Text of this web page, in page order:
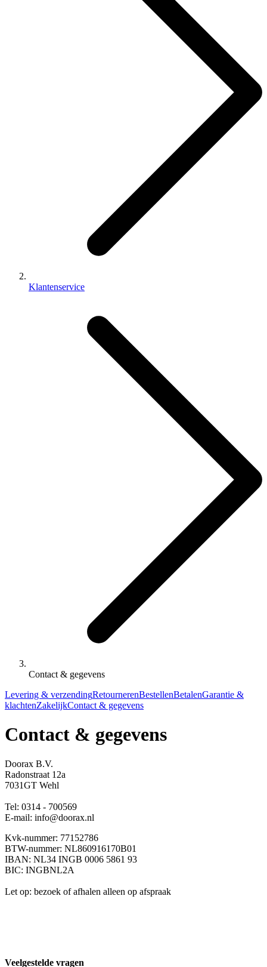
Klantenservice
Contact & gegevens
Levering & verzendingRetournerenBestellenBetalenGarantie &
klachtenZakelijkContact & gegevens
Contact & gegevens
Doorax B.V.
Radonstraat 12a
7031GT Wehl
Tel: 0314 - 700569
E-mail: info@doorax.nl
Kvk-nummer: 77152786
BTW-nummer: NL860916170B01
IBAN: NL34 INGB 0006 5861 93
BIC: INGBNL2A
Let op: bezoek of afhalen alleen op afspraak
Veelgestelde vragen